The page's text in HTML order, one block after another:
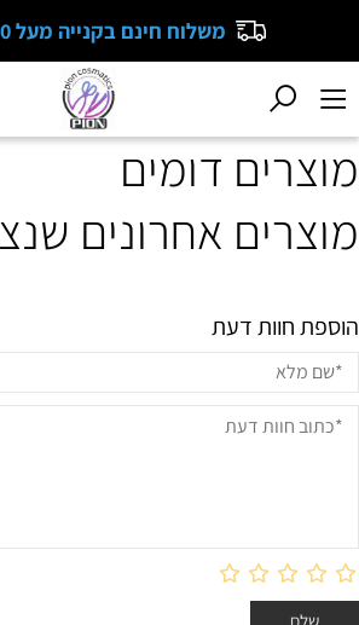
משלוח חינם בקנייה מעל 500 שקלים
מוצרים דומים
מוצרים אחרונים
הוספת חוות דעת